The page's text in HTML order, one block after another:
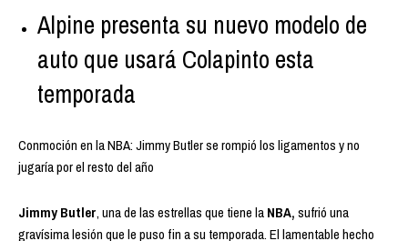
Alpine presenta su nuevo modelo de
auto que usará Colapinto esta
temporada
Conmoción en la NBA: Jimmy Butler se rompió los ligamentos y no
jugaría por el resto del año
Jimmy Butler, una de las estrellas que tiene laNBA,sufrió una
gravísima lesión que le puso fin a su temporada. El lamentable hecho